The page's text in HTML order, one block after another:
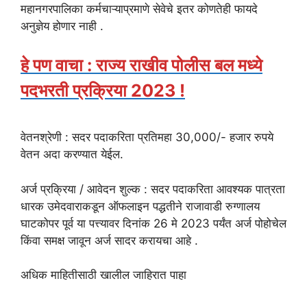
महानगरपालिका कर्मचाऱ्याप्रमाणे सेवेचे इतर कोणतेही फायदे
अनुज्ञेय होणार नाही .
हे पण वाचा : राज्य राखीव पोलीस बल मध्ये
पदभरती प्रक्रिया 2023 !
वेतनश्रेणी : सदर पदाकरिता प्रतिमहा 30,000/- हजार रुपये
वेतन अदा करण्यात येईल.
अर्ज प्रक्रिया / आवेदन शुल्क : सदर पदाकरिता आवश्यक पात्रता
धारक उमेदवाराकडून ऑफलाइन पद्धतीने राजावाडी रुग्णालय
घाटकोपर पूर्व या पत्त्यावर दिनांक 26 मे 2023 पर्यंत अर्ज पोहोचेल
किंवा समक्ष जावून अर्ज सादर करायचा आहे .
अधिक माहितीसाठी खालील जाहिरात पाहा